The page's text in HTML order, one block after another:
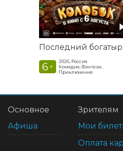
6 +
2026, Россия
Комедия, Фэнтези,
Приключения
Основное
Афиша
Зрителям
Мои
Оплата